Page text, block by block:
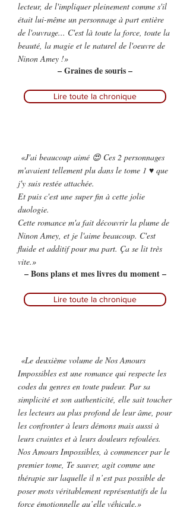
lecteur, de l'impliquer pleinement comme s'il
était lui-même un personnage à part entière
de l'ouvrage... C'est là toute la force, toute la
beauté, la magie et le naturel de l'oeuvre de
Ninon Amey !»
– Graines de souris –
Lire toute la chronique
«J'ai beaucoup aimé 😍 Ces 2 personnages
m'avaient tellement plu dans le tome 1 ♥️ que
j'y suis restée attachée.
Et puis c'est une super fin à cette jolie
duologie.
Cette romance m'a fait découvrir la plume de
Ninon Amey, et je l'aime beaucoup. C'est
fluide et additif pour ma part. Ça se lit très
vite.»
– Bons plans et mes livres du moment –
Lire toute la chronique
«Le deuxième volume de Nos Amours
Impossibles est une romance qui respecte les
codes du genres en toute pudeur. Par sa
simplicité et son authenticité, elle sait toucher
les lecteurs au plus profond de leur âme, pour
les confronter à leurs démons mais aussi à
leurs craintes et à leurs douleurs refoulées.
Nos Amours Impossibles, à commencer par le
premier tome, Te sauver, agit comme une
thérapie sur laquelle il n’est pas possible de
poser mots véritablement représentatifs de la
force émotionnelle qu’elle véhicule.»